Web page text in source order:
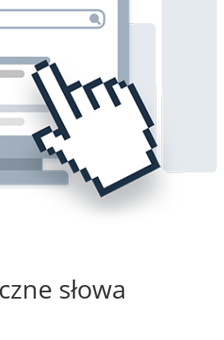
słowa